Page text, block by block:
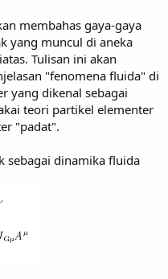
membahas gaya-gaya
yang muncul di aneka
Tulisan ini akan
"fenomena fluida" di
yang dikenal sebagai
teori partikel elementer
"padat".
sebagai dinamika fluida